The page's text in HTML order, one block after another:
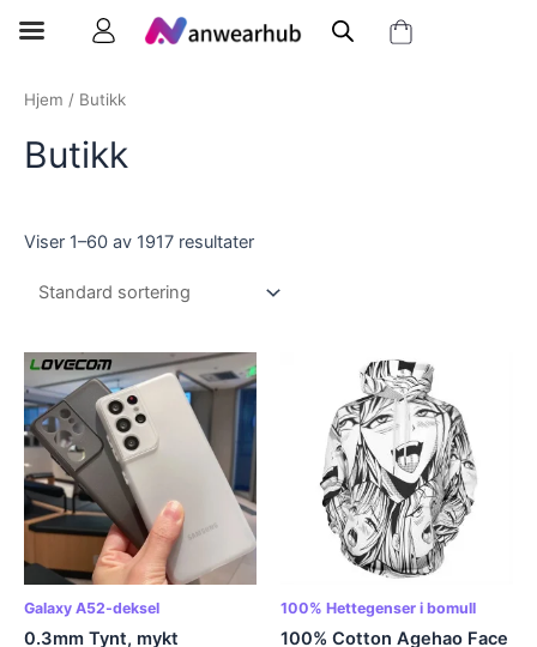
Hjem / Butikk
Butikk
Viser 1–60 av 1917 resultater
Galaxy A52-deksel
0.3mm Tynt, mykt
100% Hettegenser i bomull
100% Cotton Agehao Face